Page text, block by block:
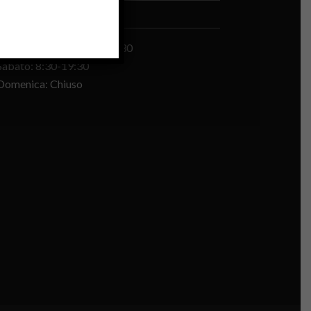
– Venerdì: 8:30-19:30
8:30-19:30
Chiuso